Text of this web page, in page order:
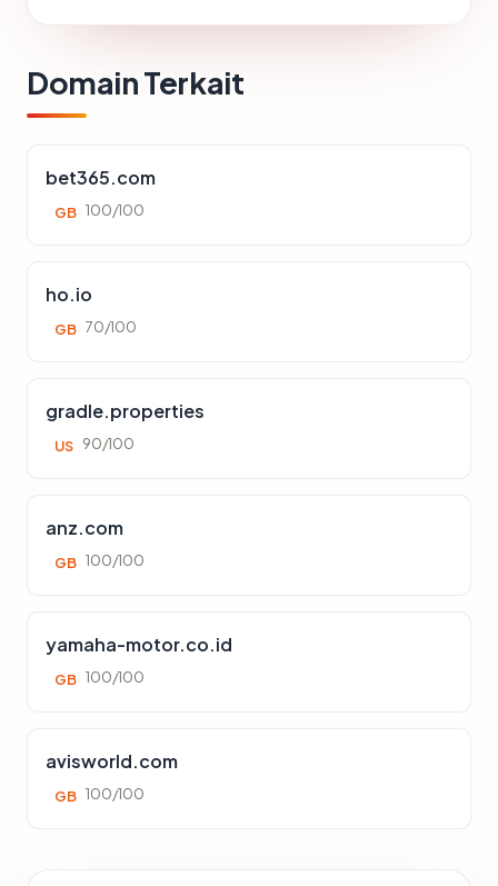
Domain Terkait
bet365.com
GB 100/100
ho.io
GB 70/100
gradle.properties
US 90/100
anz.com
GB 100/100
yamaha-motor.co.id
GB 100/100
avisworld.com
GB 100/100